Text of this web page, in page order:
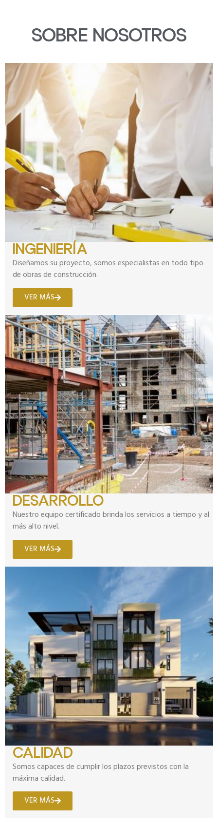
SOBRE NOSOTROS
INGENIERÍA
Diseñamos su proyecto, somos especialistas en todo tipo
de obras de construcción.
VER MÁS
DESARROLLO
Nuestro equipo certificado brinda los servicios a tiempo y al
más alto nivel.
VER MÁS
CALIDAD
Somos capaces de cumplir los plazos previstos con la
máxima calidad.
VER MÁS